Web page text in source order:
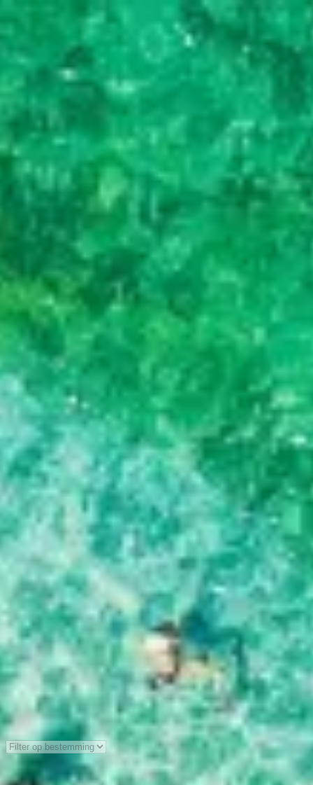
Footprint Travel reisblog
Laat je inspireren door onze reisverhalen en tips!
Jouw reis voor een goede prijs
Al meer dan 17 jaar specialist
Volledig ontzorgd op reis
Sorteer: